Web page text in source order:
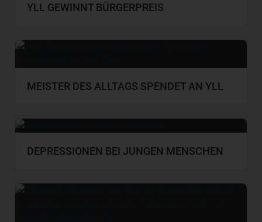
YLL GEWINNT BÜRGERPREIS
MEISTER DES ALLTAGS SPENDET AN YLL
DEPRESSIONEN BEI JUNGEN MENSCHEN